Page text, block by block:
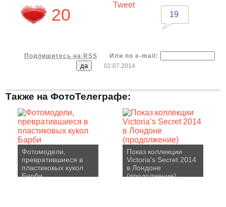
20
Tweet
19
Подпишитесь на RSS
Или по e-mail:
02.07.2014
Также на ФотоТелеграфе:
Фотомодели,
превратившиеся в
пластиковых кукол
Барби
Показ коллекции
Victoria’s Secret 2014
в Лондоне
(продолжение)